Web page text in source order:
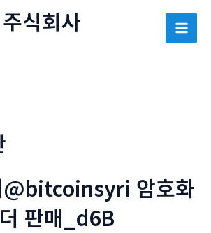
식회사
Main
암호화
판매_d6B